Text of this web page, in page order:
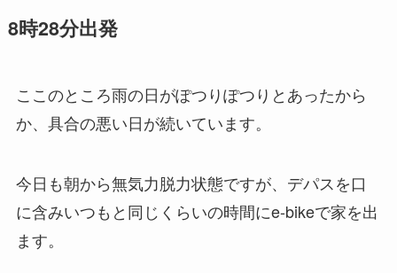
8時28分出発
ここのところ雨の日がぽつりぽつりとあったから
か、具合の悪い日が続いています。
今日も朝から無気力脱力状態ですが、デパスを口
に含みいつもと同じくらいの時間にe-bikeで家を出
ます。